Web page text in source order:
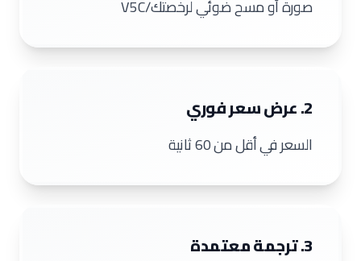
صورة أو مسح ضوئي لرخصتك/V5C
2. عرض سعر فوري
السعر في أقل من 60 ثانية
3. ترجمة معتمدة